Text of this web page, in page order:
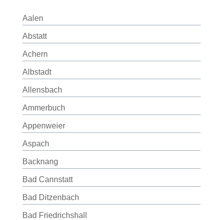
Aalen
Abstatt
Achern
Albstadt
Allensbach
Ammerbuch
Appenweier
Aspach
Backnang
Bad Cannstatt
Bad Ditzenbach
Bad Friedrichshall